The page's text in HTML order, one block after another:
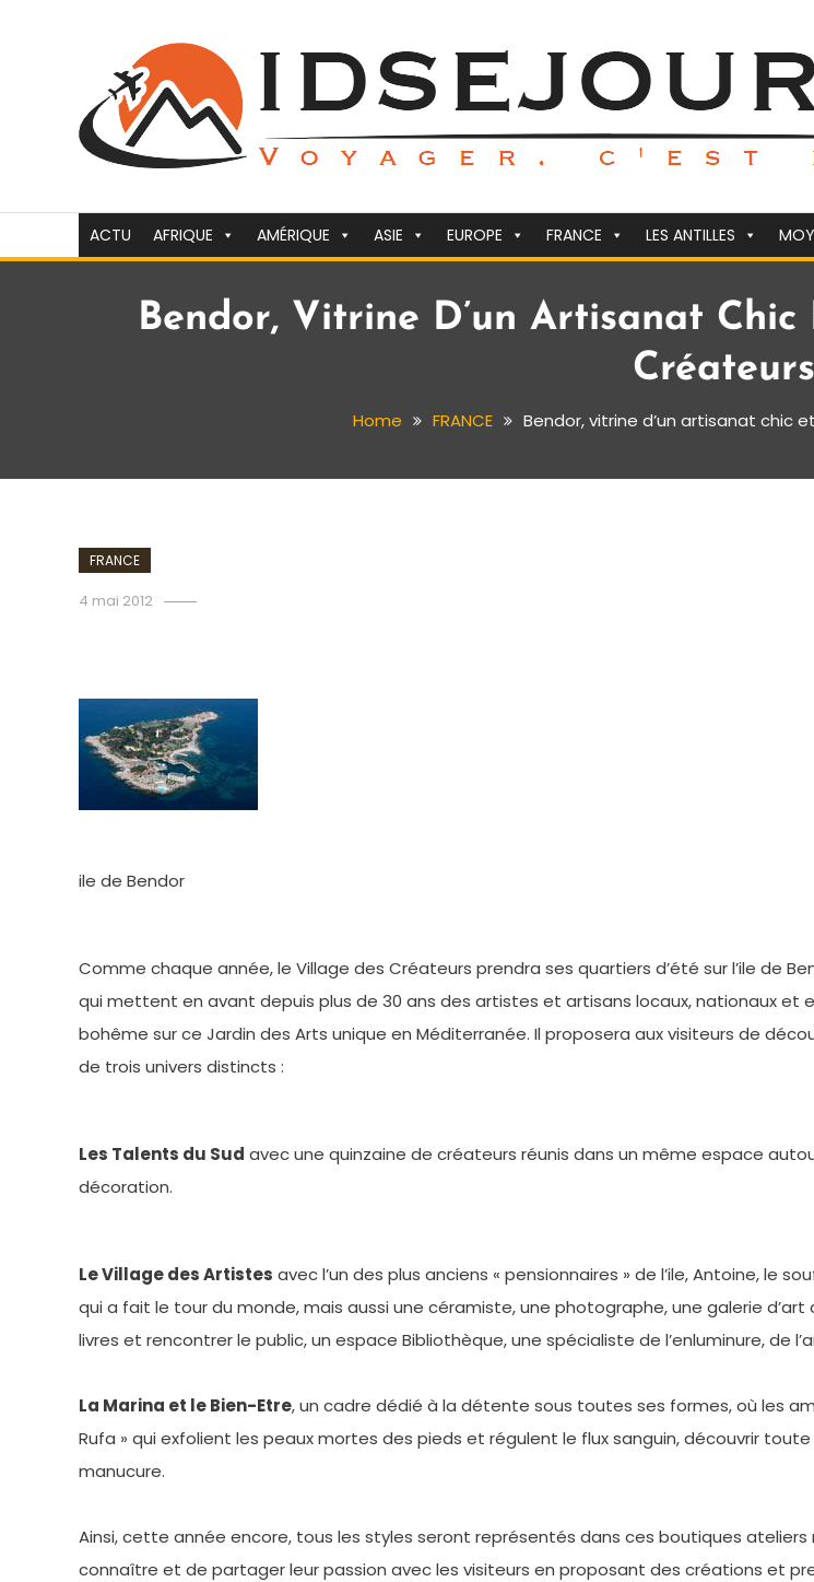
ACTU AFRIQUE AMÉRIQUE ASIE EUROPE FRANCE LES ANTILLES
Bendor, Vitrine D’un Artisanat
Home FRANCE Bendor, vitrine d’un artisanat chic
FRANCE
4 mai 2012
ile de Bendor
Comme chaque année, le Village des Créateurs prendra ses quartiers d’été sur l’ile de
qui mettent en avant depuis plus de 30 ans des artistes et artisans locaux, nationaux et
bohême sur ce Jardin des Arts unique en Méditerranée. Il proposera aux visiteurs de
de trois univers distincts :
Les Talents du Sud avec une quinzaine de créateurs réunis dans un même espace
décoration.
Le Village des Artistes avec l’un des plus anciens « pensionnaires » de l’ile, Antoine,
qui a fait le tour du monde, mais aussi une céramiste, une photographe, une galerie
livres et rencontrer le public, un espace Bibliothèque, une spécialiste de l’enluminure, de
La Marina et le Bien-Etre, un cadre dédié à la détente sous toutes ses formes, où les
Rufa » qui exfolient les peaux mortes des pieds et régulent le flux sanguin, découvrir
manucure.
Ainsi, cette année encore, tous les styles seront représentés dans ces boutiques ateliers
connaître et de partager leur passion avec les visiteurs en proposant des créations et